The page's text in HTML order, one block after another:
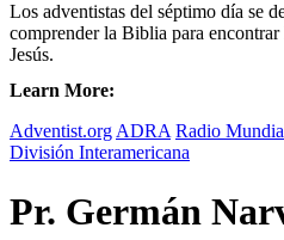
Los adventistas del séptimo día se
comprender la Biblia para
Jesús.
Learn More:
Adventist.org ADRA Radio
División Interamericana
Pr. Germán